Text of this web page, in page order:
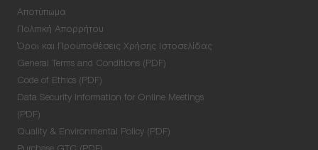
Αποτύπωμα
Πολιτική Απορρήτου
Όροι και Προϋποθέσεις Χρήσης Ιστοσελίδας
General Terms and Conditions (PDF)
Code of Ethics (PDF)
Data Security Information for Online Meetings
(PDF)
Quality & Environmental Policy (PDF)